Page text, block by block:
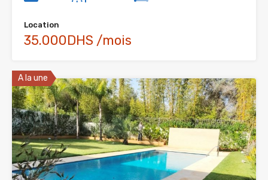
Location
35.000DHS /mois
A la une